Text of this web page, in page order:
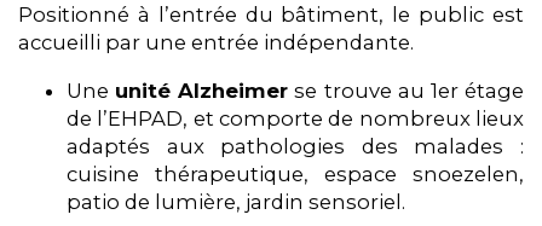
Positionné à l’entrée du bâtiment, le public est
accueilli par une entrée indépendante.
Une unité Alzheimer se trouve au 1er étage
de l’EHPAD, et comporte de nombreux lieux
adaptés aux pathologies des malades :
cuisine thérapeutique, espace snoezelen,
patio de lumière, jardin sensoriel.